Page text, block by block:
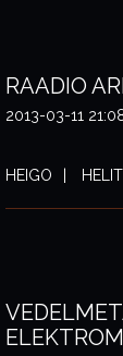
RAADIO
2013-03-11
HEIGO